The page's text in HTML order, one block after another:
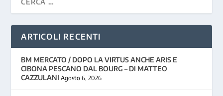
ARTICOLI RECENTI
BM MERCATO / DOPO LA VIRTUS ANCHE ARIS E
CIBONA PESCANO DAL BOURG – DI MATTEO
CAZZULANI Agosto 6, 2026